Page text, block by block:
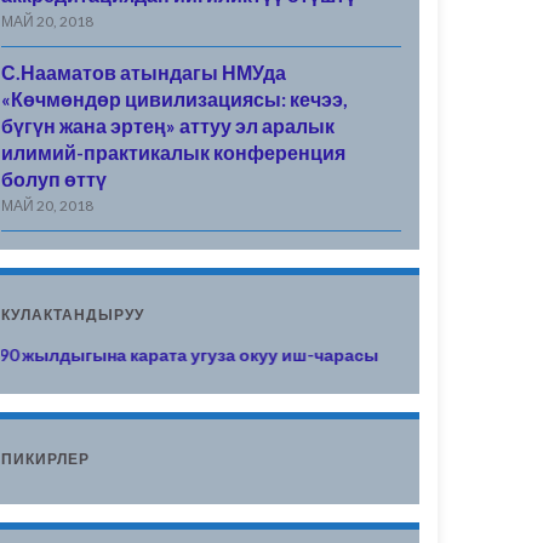
МАЙ 20, 2018
С.Нааматов атындагы НМУда
«Көчмөндөр цивилизациясы: кечээ,
бүгүн жана эртең» аттуу эл аралык
илимий-практикалык конференция
болуп өттү
МАЙ 20, 2018
КУЛАКТАНДЫРУУ
карата угуза окуу иш-чарасы
ПИКИРЛЕР